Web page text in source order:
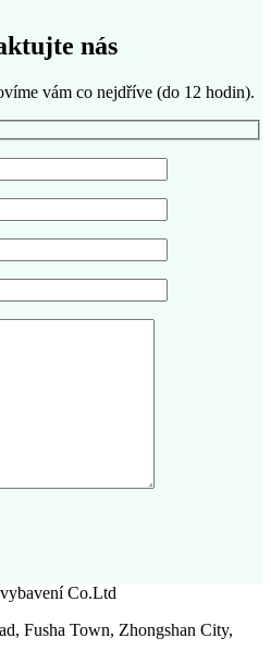
nás
vám co nejdříve (do 12 hodin).
Co.Ltd
Fusha Town, Zhongshan City,